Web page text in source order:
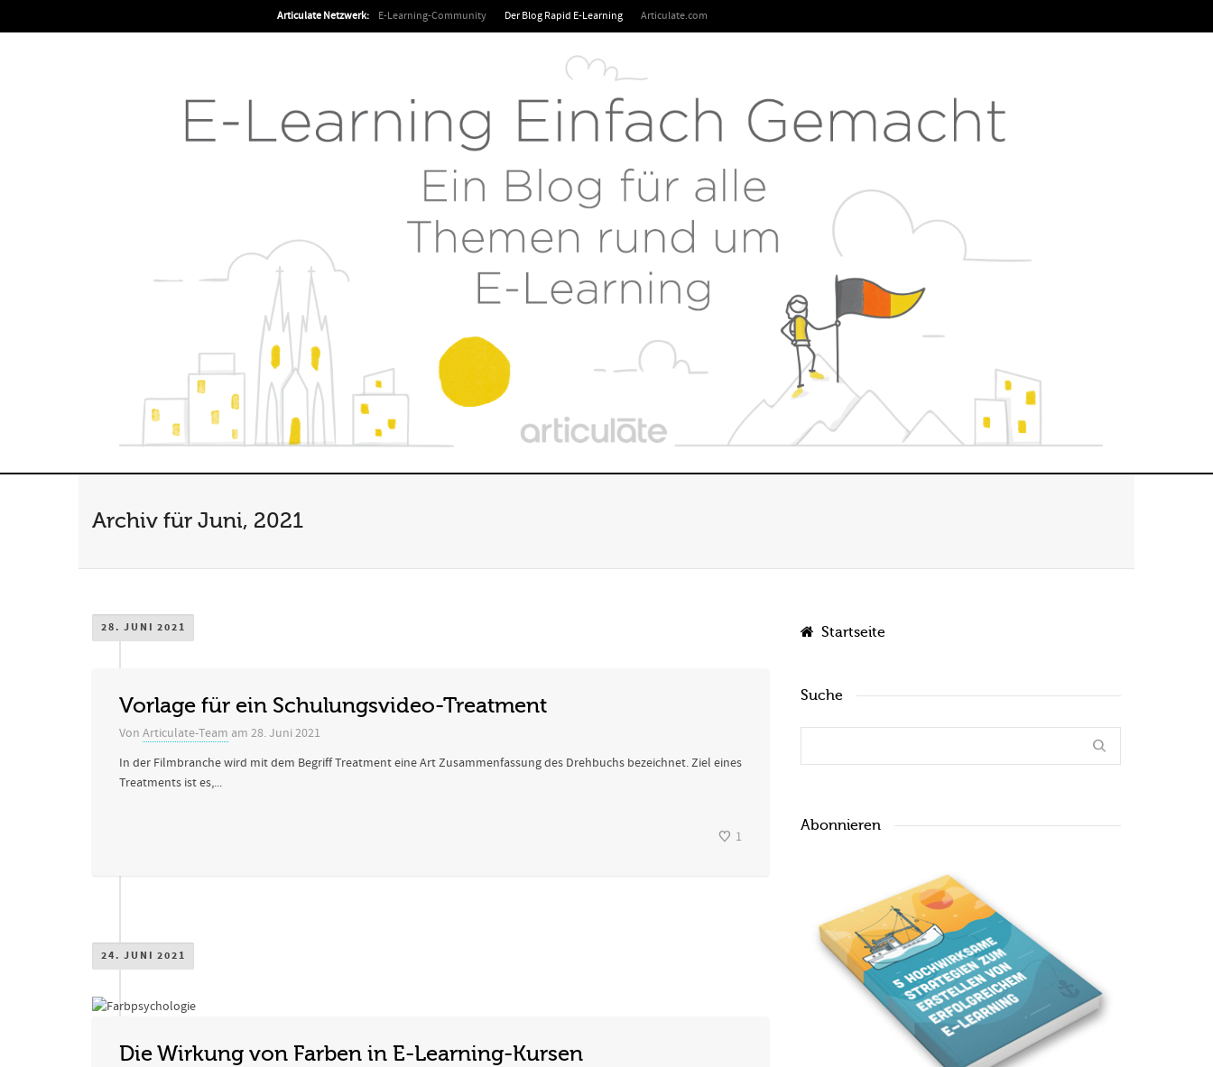
Articulate Netzwerk: E-Learning-Community Der Blog Rapid E-Learning Articulate.com
Archiv für Juni, 2021
28. JUNI 2021
Vorlage für ein Schulungsvideo-Treatment
Von Articulate-Team am 28. Juni 2021
In der Filmbranche wird mit dem Begriff Treatment eine Art Zusammenfassung des Drehbuchs bezeichnet. Ziel eines
Treatments ist es,...
1
24. JUNI 2021
Die Wirkung von Farben in E-Learning-Kursen
Startseite
Suche
Abonnieren